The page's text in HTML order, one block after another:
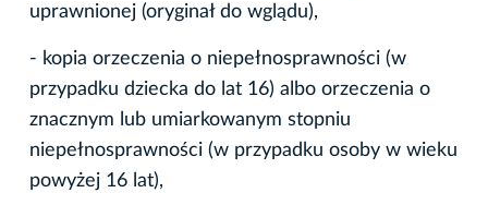
uprawnionej (oryginał do wglądu),
- kopia orzeczenia o niepełnosprawności (w
przypadku dziecka do lat 16) albo orzeczenia o
znacznym lub umiarkowanym stopniu
niepełnosprawności (w przypadku osoby w wieku
powyżej 16 lat),